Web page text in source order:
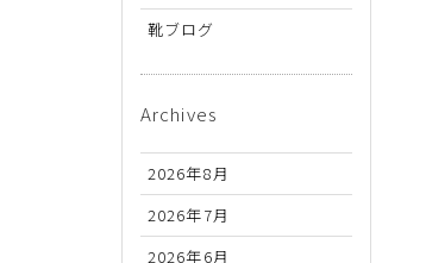
靴ブログ
Archives
2026年8月
2026年7月
2026年6月